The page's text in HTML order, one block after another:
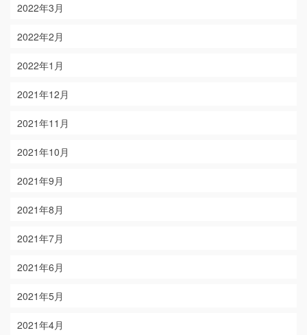
2022年3月
2022年2月
2022年1月
2021年12月
2021年11月
2021年10月
2021年9月
2021年8月
2021年7月
2021年6月
2021年5月
2021年4月